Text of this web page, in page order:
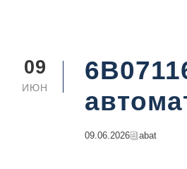
09
ИЮН
09.06.2026 Abat